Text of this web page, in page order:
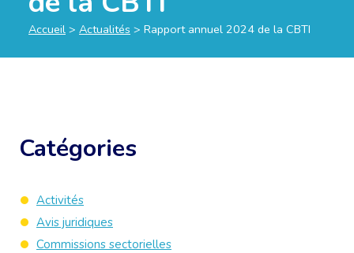
Accueil > Actualités > Rapport annuel 2024 de la CBTI
Catégories
Activités
Avis juridiques
Commissions sectorielles